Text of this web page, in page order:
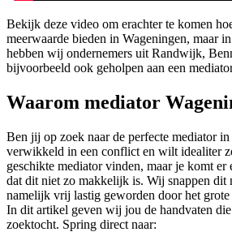
Bekijk deze video om erachter te komen
meerwaarde bieden in Wageningen, maar
hebben wij ondernemers uit Randwijk,
bijvoorbeeld ook geholpen aan een
Waarom mediator
Ben jij op zoek naar de perfecte mediator
verwikkeld in een conflict en wilt idealiter
geschikte mediator vinden, maar je komt er
dat dit niet zo makkelijk is. Wij snappen dit
namelijk vrij lastig geworden door het grote
In dit artikel geven wij jou de handvaten
zoektocht. Spring direct naar: